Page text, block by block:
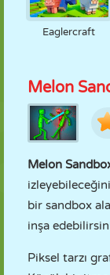
Eaglercraft
Melon
Melon
bir sandbox
inşa
Piksel tarzı